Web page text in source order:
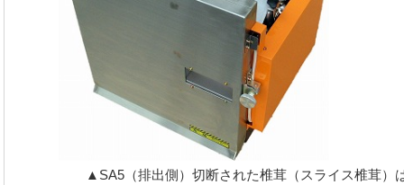
▲SA5（排出側）切断された椎茸（スライス椎茸）